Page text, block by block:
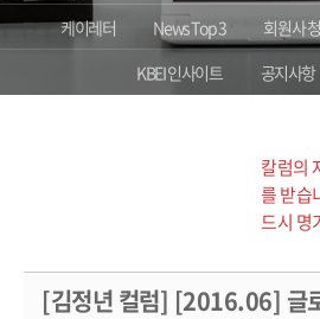
케이레터 News Top 3 회원사
KBEI 인사이트
공지사항
칼럼의
를 받습
드시 명
[김정년 컬럼] [2016.06] 글